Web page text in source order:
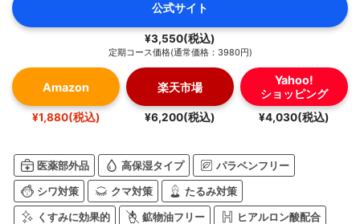
公式サイト
¥3,550(税込)
定期コース価格(通常価格：3980円)
Amazon
¥1,880(税込)
楽天市場
¥6,200(税込)
Yahoo!
ショッピング
¥4,030(税込)
医薬部外品 高保湿タイプ パラベンフリー
シワ対策 クマ対策 たるみ対策
くすみに効果的 鉱物油フリー ヒアルロン酸配合